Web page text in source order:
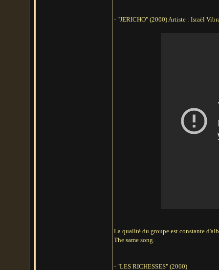
- "JERICHO" (2000) Artiste : Israël
La qualité du groupe est constante
The same song.
- "LES RICHESSES" (2000)